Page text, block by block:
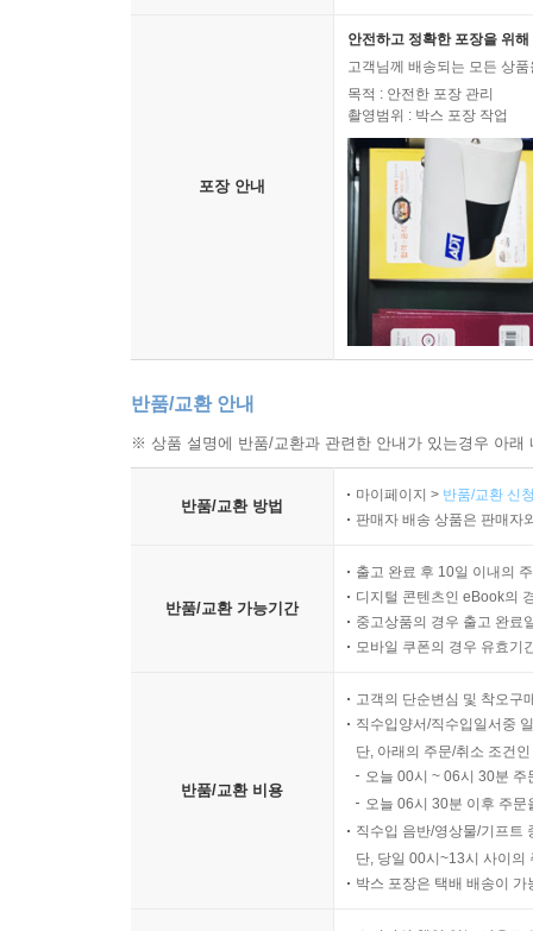
포장 안내
안전하고 정확한 포장을 위
고객님께 배송되는 모든 상
목적 : 안전한 포장 관리
촬영범위 : 박스 포장 작업
반품/교환 안내
※ 상품 설명에 반품/교환과 관련한 안내가 있는경우 아
반품/교환 방법
마이페이지 > 반품/교환 신
판매자 배송 상품은 판매자
반품/교환 가능기간
출고 완료 후 10일 이내의
디지털 콘텐츠인 eBook의
중고상품의 경우 출고 완료
모바일 쿠폰의 경우 유효기
반품/교환 비용
고객의 단순변심 및 착오구
직수입양서/직수입일서중
단, 아래의 주문/취소 조건
오늘 00시 ~ 06시 30분
오늘 06시 30분 이후 주
직수입 음반/영상물/기프트
단, 당일 00시~13시 사이의
박스 포장은 택배 배송이